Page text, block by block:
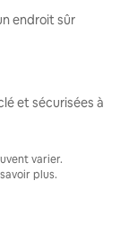
endroit sûr
et sécurisées à
varier.
plus.